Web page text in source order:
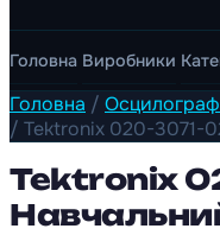
Головна Виробники
Головна /
/ Tektronix 020-3071-
Tektronix